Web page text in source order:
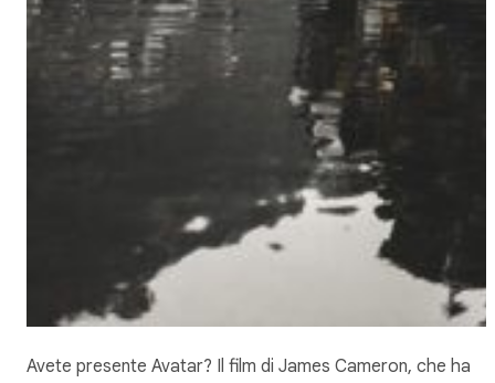
Avete presente Avatar? Il film di James Cameron, che ha